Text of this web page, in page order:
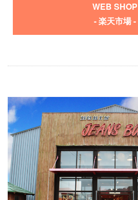
WEB SHOP
- 楽天市場 -